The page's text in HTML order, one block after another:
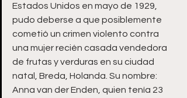
Estados Unidos en mayo de 1929,
pudo deberse a que posiblemente
cometió un crimen violento contra
una mujer recién casada vendedora
de frutas y verduras en su ciudad
natal, Breda, Holanda. Su nombre:
Anna van der Enden, quien tenía 23